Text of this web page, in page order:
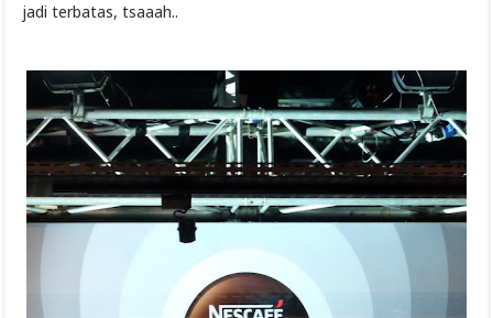
jadi terbatas, tsaaah..